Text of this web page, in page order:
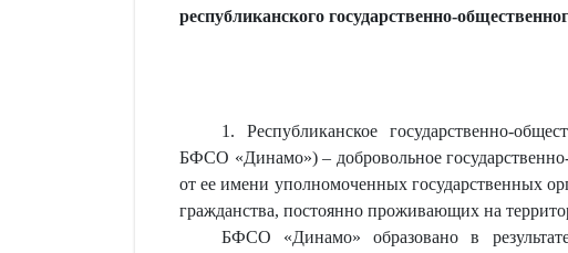
республиканского государственно-
1. Республиканское государственно-
БФСО «Динамо») – добровольное
от ее имени уполномоченных государственных
гражданства, постоянно проживающих на
БФСО «Динамо» образовано в